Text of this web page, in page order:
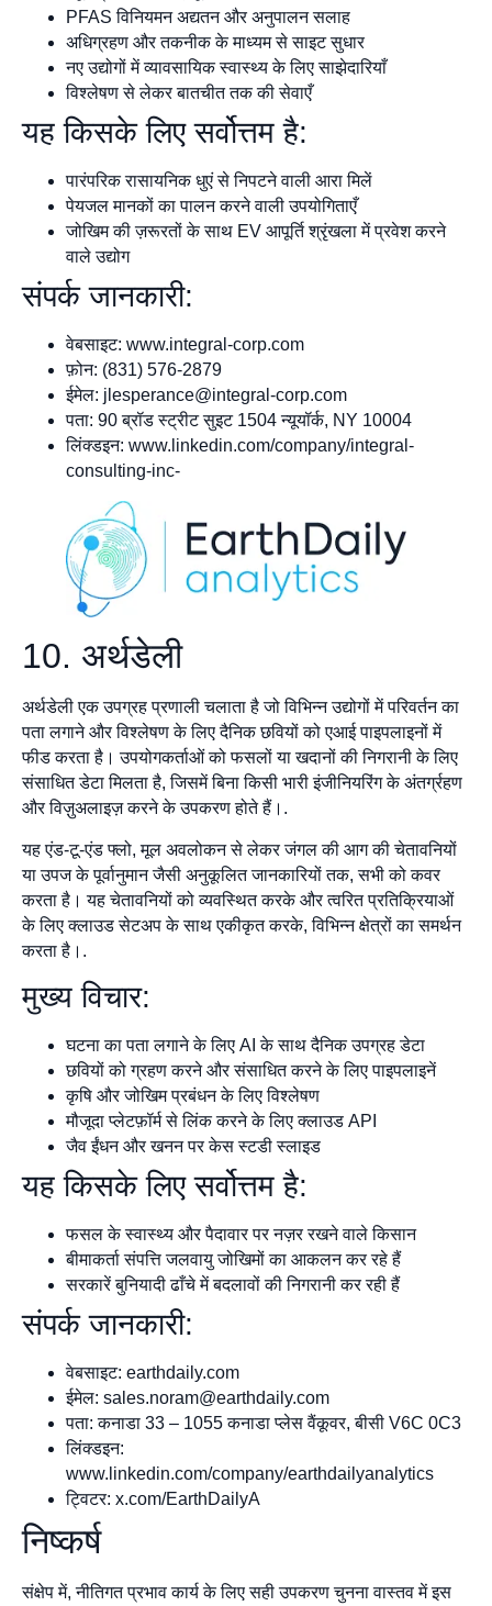
PFAS विनियमन अद्यतन और अनुपालन सलाह
अधिग्रहण और तकनीक के माध्यम से साइट सुधार
नए उद्योगों में व्यावसायिक स्वास्थ्य के लिए साझेदारियाँ
विश्लेषण से लेकर बातचीत तक की सेवाएँ
यह किसके लिए सर्वोत्तम है:
पारंपरिक रासायनिक धुएं से निपटने वाली आरा मिलें
पेयजल मानकों का पालन करने वाली उपयोगिताएँ
जोखिम की ज़रूरतों के साथ EV आपूर्ति श्रृंखला में प्रवेश करने
वाले उद्योग
संपर्क जानकारी:
वेबसाइट: www.integral-corp.com
फ़ोन: (831) 576-2879
ईमेल: jlesperance@integral-corp.com
पता: 90 ब्रॉड स्ट्रीट सुइट 1504 न्यूयॉर्क, NY 10004
लिंक्डइन: www.linkedin.com/company/integral-
consulting-inc-
10. अर्थडेली
अर्थडेली एक उपग्रह प्रणाली चलाता है जो विभिन्न उद्योगों में परिवर्तन का
पता लगाने और विश्लेषण के लिए दैनिक छवियों को एआई पाइपलाइनों में
फीड करता है। उपयोगकर्ताओं को फसलों या खदानों की निगरानी के लिए
संसाधित डेटा मिलता है, जिसमें बिना किसी भारी इंजीनियरिंग के अंतर्ग्रहण
और विज़ुअलाइज़ करने के उपकरण होते हैं।.
यह एंड-टू-एंड फ्लो, मूल अवलोकन से लेकर जंगल की आग की चेतावनियों
या उपज के पूर्वानुमान जैसी अनुकूलित जानकारियों तक, सभी को कवर
करता है। यह चेतावनियों को व्यवस्थित करके और त्वरित प्रतिक्रियाओं
के लिए क्लाउड सेटअप के साथ एकीकृत करके, विभिन्न क्षेत्रों का समर्थन
करता है।.
मुख्य विचार:
घटना का पता लगाने के लिए AI के साथ दैनिक उपग्रह डेटा
छवियों को ग्रहण करने और संसाधित करने के लिए पाइपलाइनें
कृषि और जोखिम प्रबंधन के लिए विश्लेषण
मौजूदा प्लेटफ़ॉर्म से लिंक करने के लिए क्लाउड API
जैव ईंधन और खनन पर केस स्टडी स्लाइड
यह किसके लिए सर्वोत्तम है:
फसल के स्वास्थ्य और पैदावार पर नज़र रखने वाले किसान
बीमाकर्ता संपत्ति जलवायु जोखिमों का आकलन कर रहे हैं
सरकारें बुनियादी ढाँचे में बदलावों की निगरानी कर रही हैं
संपर्क जानकारी:
वेबसाइट: earthdaily.com
ईमेल: sales.noram@earthdaily.com
पता: कनाडा 33 – 1055 कनाडा प्लेस वैंकूवर, बीसी V6C 0C3
लिंक्डइन:
www.linkedin.com/company/earthdailyanalytics
ट्विटर: x.com/EarthDailyA
निष्कर्ष
संक्षेप में, नीतिगत प्रभाव कार्य के लिए सही उपकरण चुनना वास्तव में इस